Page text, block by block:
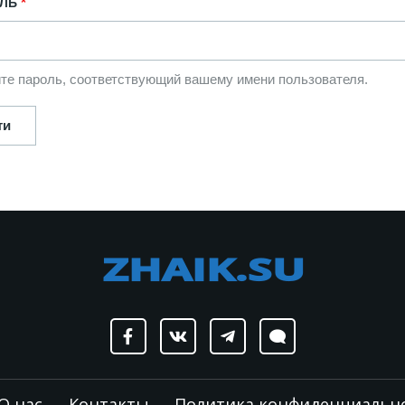
пароль, соответствующий вашему имени пользователя.